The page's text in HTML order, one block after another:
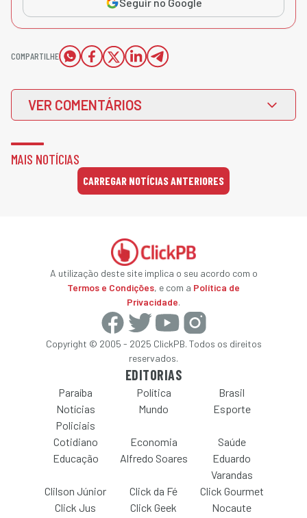
COMPARTILHE
VER COMENTÁRIOS
MAIS NOTÍCIAS
CARREGAR NOTÍCIAS ANTERIORES
A utilização deste site implica o seu acordo com o
Termos e Condições, e com a Política de
Privacidade.
Copyright © 2005 - 2025 ClickPB. Todos os direitos
reservados.
EDITORIAS
Paraíba Política
Brasil
Notícias
Policiais
Mundo Esporte
Cotidiano Economia
Saúde
Educação
Alfredo Soares
Eduardo
Varandas
Clilson Júnior
Click da Fé
Click Gourmet
Click Jus
Click Geek Nocaute